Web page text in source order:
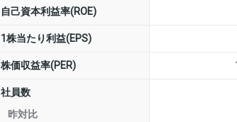
自己資本利益率(ROE)
1株当たり利益(EPS)
株価収益率(PER)
社員数
昨対比